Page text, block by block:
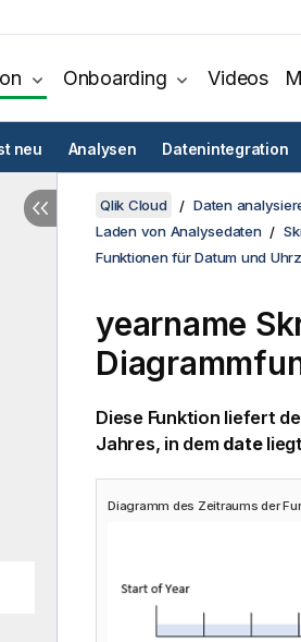
Onboarding Videos
neu Analysen Datenintegration
Qlik Cloud Daten
Laden von Analysedaten
Funktionen für Datum und
yearname
Diese Funktion liefert
Jahres, in dem date
Diagramm des Zeitraums der